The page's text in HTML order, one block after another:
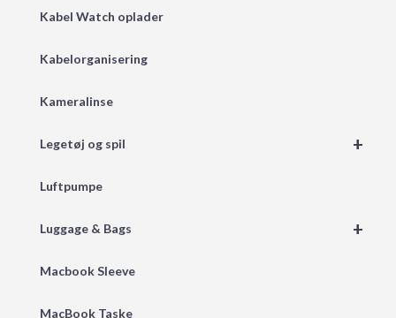
Kabel Watch oplader
Kabelorganisering
Kameralinse
+
Legetøj og spil
Luftpumpe
+
Luggage & Bags
Macbook Sleeve
MacBook Taske